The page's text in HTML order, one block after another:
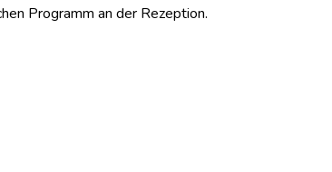
Programm an der Rezeption.